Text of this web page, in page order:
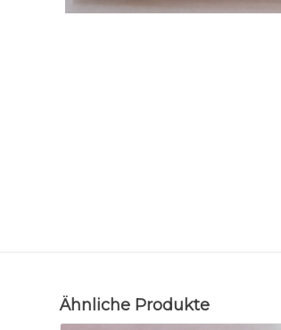
Ähnliche Produkte